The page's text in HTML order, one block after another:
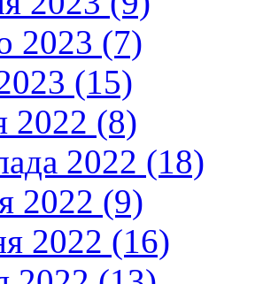
2023 (7)
(15)
2022 (8)
2022 (18)
2022 (9)
2022 (16)